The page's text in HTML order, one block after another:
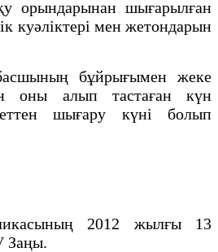
орындарынан шығарылған
куәліктері мен жетондарын
бұйрығымен жеке
оны алып тастаған күн
шығару күні болып
2012 жылғы 13
Заңы.